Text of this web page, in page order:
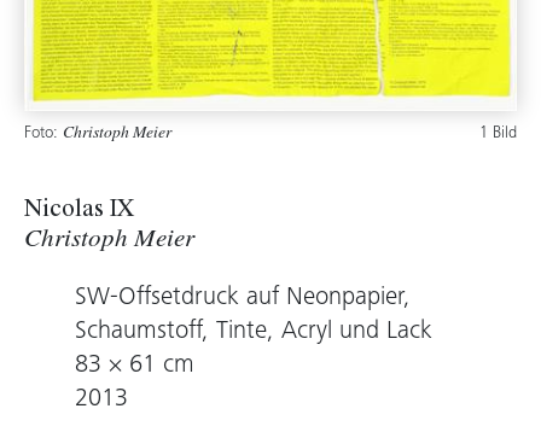
Foto: Christoph Meier 1 Bild
Nicolas IX
Christoph Meier
SW-Offsetdruck auf Neonpapier,
Schaumstoff, Tinte, Acryl und Lack
83 × 61 cm
2013